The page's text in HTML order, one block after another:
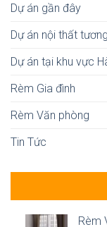
Dự án gần đây
Dự án nội thất
Dự án tại khu vực
Rèm Gia đình
Rèm Văn phòng
Tin Tức
Rèm